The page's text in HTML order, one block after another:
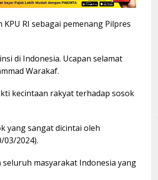
RI sebagai pemenang Pilpres
di Indonesia. Ucapan selamat
Warakaf.
kecintaan rakyat terhadap sosok
yang sangat dicintai oleh
03/2024).
masyarakat Indonesia yang